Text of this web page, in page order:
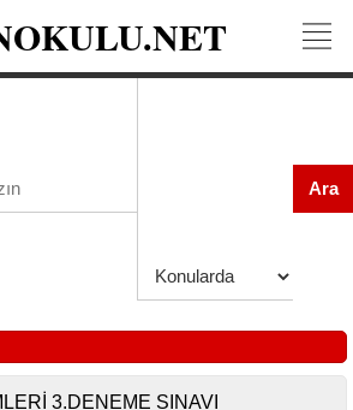
Ara
3.DENEME SINAVI